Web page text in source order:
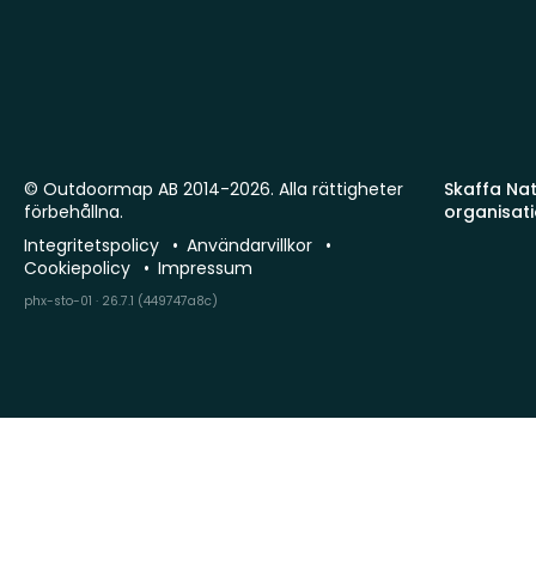
Skaffa
© Outdoormap AB 2014-2026. Alla rättigheter
förbehållna.
Integritetspolicy
Användarvillkor
Cookiepolicy
Impressum
phx-sto-01 · 26.7.1 (449747a8c)